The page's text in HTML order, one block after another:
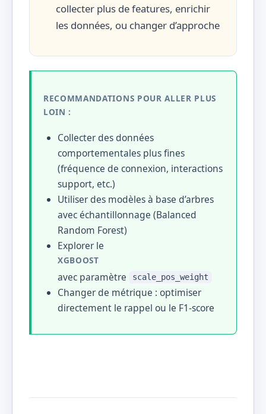
collecter plus de features, enrichir
les données, ou changer d’approche
RECOMMANDATIONS POUR ALLER PLUS
LOIN :
Collecter des données
comportementales plus fines
(fréquence de connexion, interactions
support, etc.)
Utiliser des modèles à base d’arbres
avec échantillonnage (Balanced
Random Forest)
Explorer le
XGBOOST
avec paramètre scale_pos_weight
Changer de métrique : optimiser
directement le rappel ou le F1-score